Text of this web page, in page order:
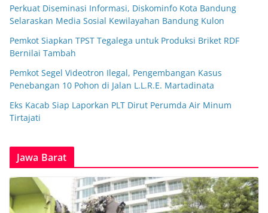
Perkuat Diseminasi Informasi, Diskominfo Kota Bandung
Selaraskan Media Sosial Kewilayahan Bandung Kulon
Pemkot Siapkan TPST Tegalega untuk Produksi Briket RDF
Bernilai Tambah
Pemkot Segel Videotron Ilegal, Pengembangan Kasus
Penebangan 10 Pohon di Jalan L.L.R.E. Martadinata
Eks Kacab Siap Laporkan PLT Dirut Perumda Air Minum
Tirtajati
Jawa Barat